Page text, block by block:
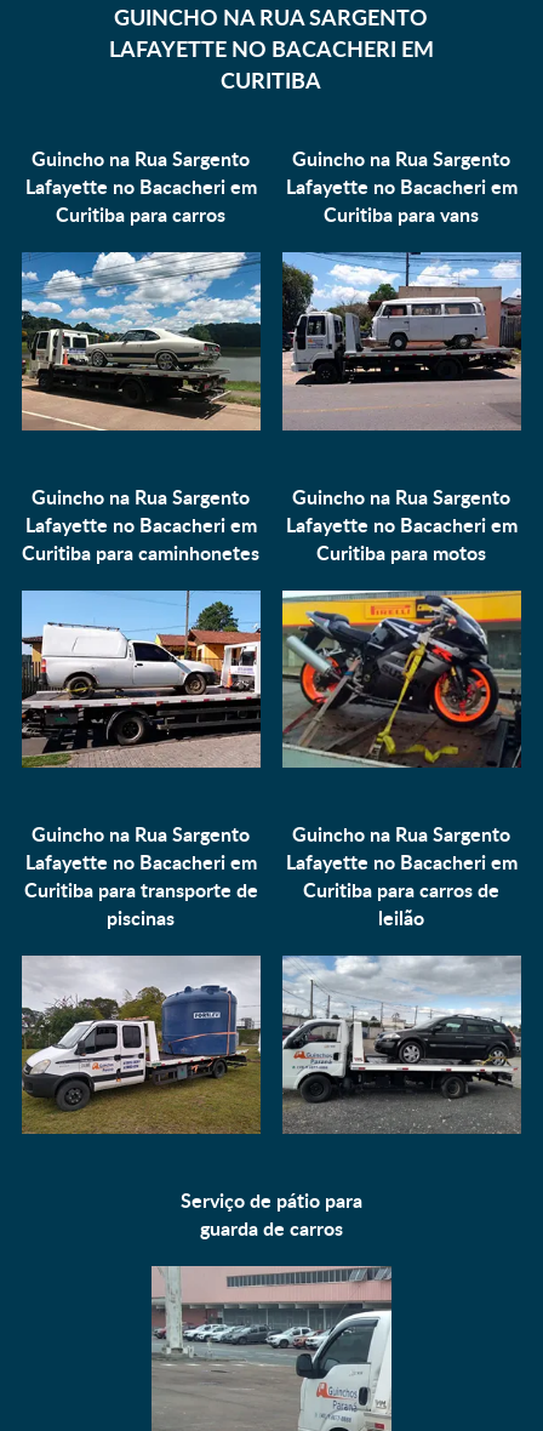
GUINCHO NA RUA SARGENTO
LAFAYETTE NO BACACHERI EM
CURITIBA
Guincho na Rua Sargento
Lafayette no Bacacheri em
Curitiba paracarros
Guincho na Rua Sargento
Lafayette no Bacacheri em
Curitiba paravans
Guincho na Rua Sargento
Lafayette no Bacacheri em
Curitiba paracaminhonetes
Guincho na Rua Sargento
Lafayette no Bacacheri em
Curitiba para motos
Guincho na Rua Sargento
Lafayette no Bacacheri em
Curitiba paratransporte de
piscinas
Guincho na Rua Sargento
Lafayette no Bacacheri em
Curitiba paracarros de
leilão
Serviço de pátio para
guarda de carros